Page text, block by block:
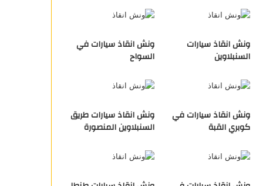
ونش انقاذ سيارات
السنبلاوين
ونش انقاذ سيارات في
السواح
ونش انقاذ سيارات في
كوبري القبة
ونش انقاذ سيارات طريق
السنبلاوين المنصورة